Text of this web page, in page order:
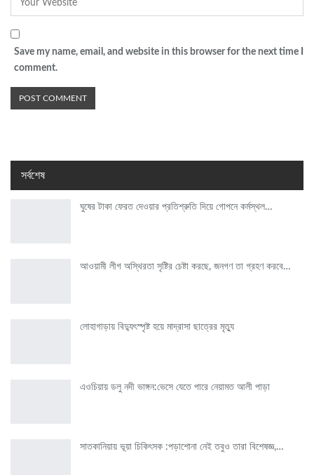
Save my name, email, and website in this browser for the next time I
comment.
সর্বশেষ
ঘুষের টাকা ফেরত দেওয়ার প্রতিশ্রুতি দিয়ে গোপনে কর্মস্থল…
আওয়ামী লীগ অস্থিরতা সৃষ্টির চেষ্টা করছে, জনগণ তা গ্রহণ করবে…
লোহাগাড়ায় বিদ্যুৎস্পৃষ্ট হয়ে মাদ্রাসা ছাত্রের মৃত্যু
এওচিয়ায় ডলু নদী ভাঙ্গন:ভেসে যেতে পারে নেয়ামত আলী পাড়া
সাতকানিয়ায় ভূয়া চিকিৎসক :পড়াশোনা নেই তবুও তারা বিশেষজ্ঞ,…